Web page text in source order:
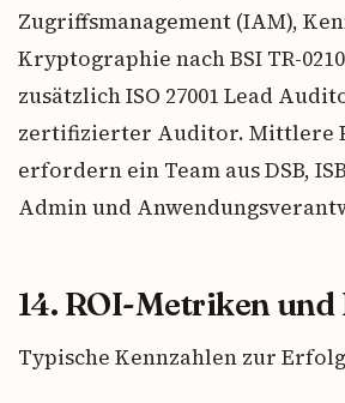
Zugriffsmanagement (IAM),
Kryptographie nach BSI TR-
zusätzlich ISO 27001 Lead
zertifizierter Auditor. Mittlere
erfordern ein Team aus DSB,
Admin und
14. ROI-Metriken und
Typische Kennzahlen zur